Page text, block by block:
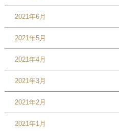
2021年6月
2021年5月
2021年4月
2021年3月
2021年2月
2021年1月